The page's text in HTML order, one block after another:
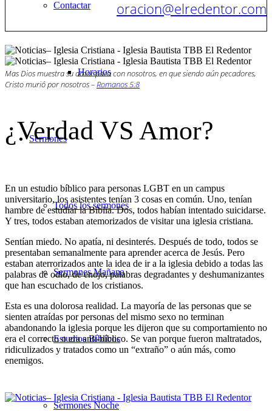
Contactar
Horarios
Sermones
Todos los sermones
Sermones Mañana
Estudios Bíblicos
Sermones Noche
oracion@elredentor.com
Mas Dios muestra su amor para con nosotros, en que siendo aún pecadores,
Cristo murió por nosotros –Romanos 5:8
¿Verdad VS Amor?
En un estudio bíblico para personas LGBT en un campus
universitario, los asistentes tenían 3 cosas en común. Uno, tenían
hambre de estudiar la Biblia. Dos, todos habían intentado suicidarse.
Y tres, todos estaban atemorizados de visitar una iglesia cristiana.
Sentían miedo. No apatía, ni desinterés. Después de todo, todos se
presentaban semanalmente para aprender acerca de Jesús. Pero
estaban aterrorizados ante la idea de ir a la iglesia debido a todas las
palabras de odio, de enojo, palabras degradantes y deshumanizantes
que han escuchado de los cristianos.
Esta es una dolorosa realidad. La mayoría de las personas que se
sienten atraídas por personas del mismo sexo no terminan
abandonando la iglesia porque les dijeron que su comportamiento no
era el correcto o era anti-bíblico. Se van porque fueron maltratados,
ridiculizados y tratados como un “extraño” o aún más, como
enemigos.